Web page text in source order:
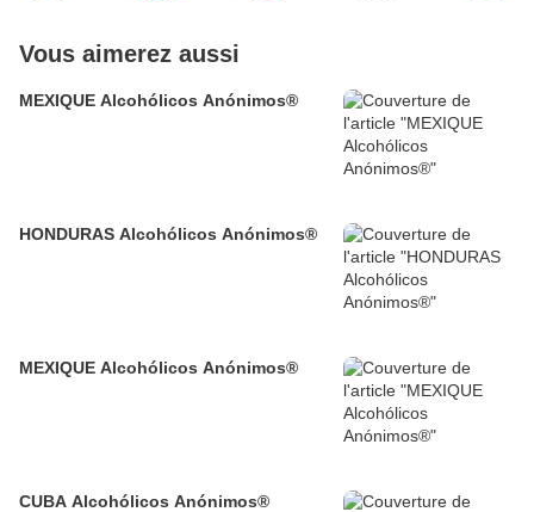
Vous aimerez aussi
MEXIQUE Alcohólicos Anónimos®
HONDURAS Alcohólicos Anónimos®
MEXIQUE Alcohólicos Anónimos®
CUBA Alcohólicos Anónimos®